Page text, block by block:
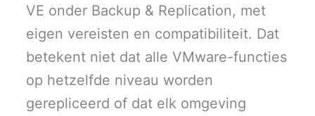
VE onder Backup & Replication, met
eigen vereisten en compatibiliteit. Dat
betekent niet dat alle VMware-functies
op hetzelfde niveau worden
gerepliceerd of dat elk omgeving